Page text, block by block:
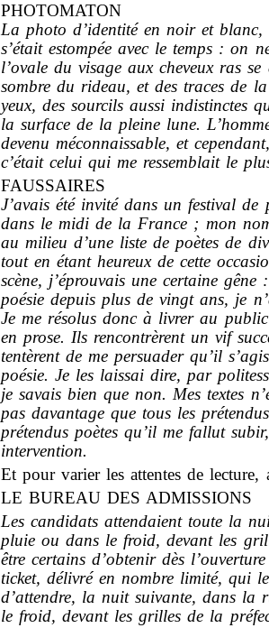
PHOTOMATON
La photo d’identité en noir et blanc,
s’était estompée avec le temps : on
l’ovale du visage aux cheveux ras
sombre du rideau, et des traces de
yeux, des sourcils aussi indistinctes
la surface de la pleine lune.
devenu méconnaissable, et
c’était celui qui me ressemblait le
FAUSSAIRES
J’avais été invité dans un festival de
dans le midi de la France ; mon
au milieu d’une liste de poètes de
tout en étant heureux de cette
scène, j’éprouvais une certaine
poésie depuis plus de vingt ans, je
Je me résolus donc à livrer au
en prose. Ils rencontrèrent un vif
tentèrent de me persuader qu’il
poésie. Je les laissai dire, par
je savais bien que non. Mes textes
pas davantage que tous les
prétendus poètes qu’il me fallut
intervention.
Et pour varier les attentes de lecture,
LE BUREAU DES ADMISSIONS
Les candidats attendaient toute la
pluie ou dans le froid, devant les
être certains d’obtenir dès
ticket, délivré en nombre limité, qui
d’attendre, la nuit suivante, dans la
le froid, devant les grilles de la